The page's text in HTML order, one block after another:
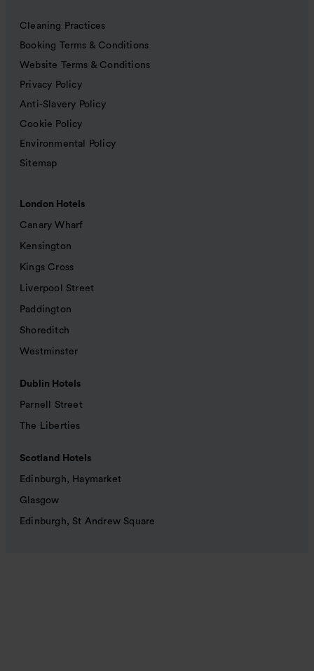
Cleaning Practices
Booking Terms & Conditions
Website Terms & Conditions
Privacy Policy
Anti-Slavery Policy
Cookie Policy
Environmental Policy
Sitemap
London Hotels
Canary Wharf
Kensington
Kings Cross
Liverpool Street
Paddington
Shoreditch
Westminster
Dublin Hotels
Parnell Street
The Liberties
Scotland Hotels
Edinburgh, Haymarket
Glasgow
Edinburgh, St Andrew Square